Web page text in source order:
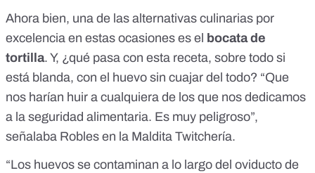
Ahora bien, una de las alternativas culinarias por
excelencia en estas ocasiones es el bocata de
tortilla. Y, ¿qué pasa con esta receta, sobre todo si
está blanda, con el huevo sin cuajar del todo? “Que
nos harían huir a cualquiera de los que nos dedicamos
a la seguridad alimentaria. Es muy peligroso”,
señalaba Robles en la Maldita Twitchería.
“Los huevos se contaminan a lo largo del oviducto de